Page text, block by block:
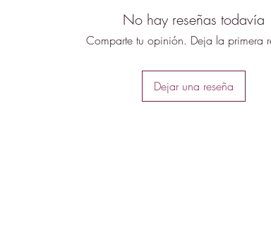
No hay reseñas todavía
Comparte tu opinión. Deja la primera
Dejar una reseña